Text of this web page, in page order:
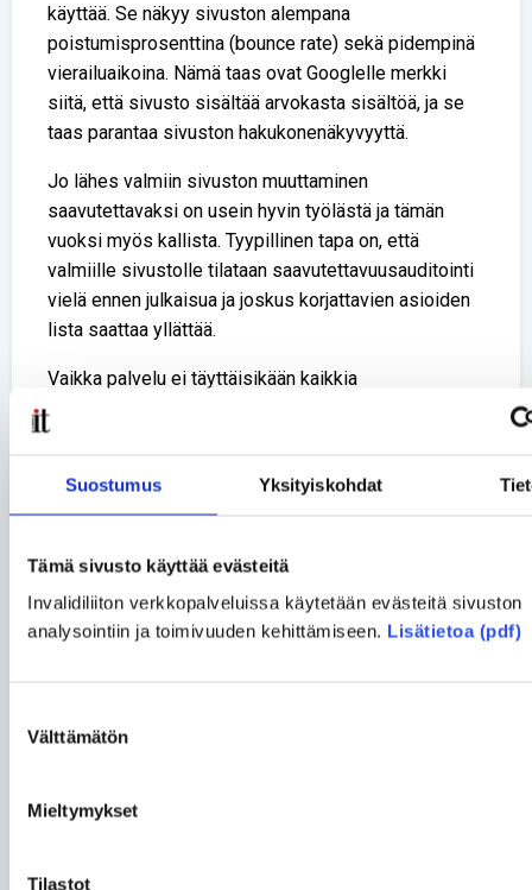
Suostumus Yksityiskohdat
Tämä sivusto käyttää evästeitä
Invalidiliiton verkkopalveluissa käytetään evästeitä sivuston
analysointiin ja toimivuuden kehittämiseen. Lisätietoa (pdf)
valinta
Välttämätön
Mieltymykset
Tilastot
käyttää. Se näkyy sivuston alempana
poistumisprosenttina (bounce rate) sekä pidempinä
vierailuaikoina. Nämä taas ovat Googlelle merkki
siitä, että sivusto sisältää arvokasta sisältöä, ja se
taas parantaa sivuston hakukonenäkyvyyttä.
Jo lähes valmiin sivuston muuttaminen
saavutettavaksi on usein hyvin työlästä ja tämän
vuoksi myös kallista. Tyypillinen tapa on, että
valmiille sivustolle tilataan saavutettavuusauditointi
vielä ennen julkaisua ja joskus korjattavien asioiden
lista saattaa yllättää.
Vaikka palvelu ei täyttäisikään kaikkia
saavutettavuuden vaatimuksia, on onneksi paljon
asioita, joiden korjaaminen on verrattain helppoa.
tekstivastineiden lisääminen kuville, värikontrastin
loogiseen järjestykseen. Pienilläkin asioilla voi olla
kustannustehokkain tapa saavutettavan digitaalisen
palvelun kehittämiseen on aina, että asiat otetaan